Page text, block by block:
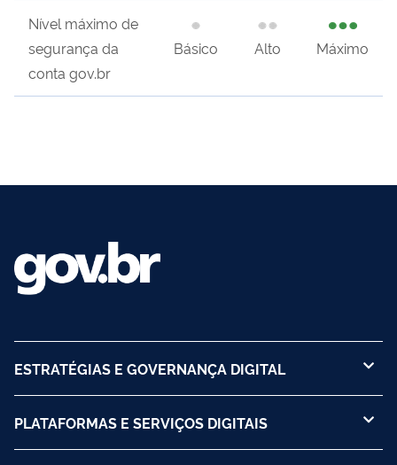
Nível máximo de
segurança da
conta gov.br
Básico Alto Máximo
ESTRATÉGIAS E GOVERNANÇA DIGITAL
PLATAFORMAS E SERVIÇOS DIGITAIS